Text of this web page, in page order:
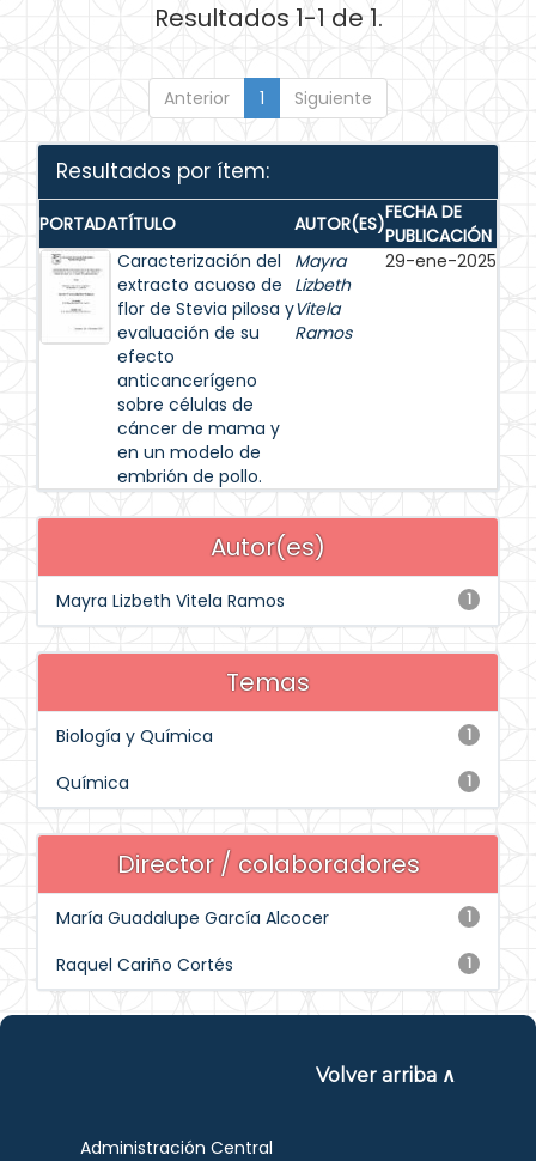
Resultados 1-1 de 1.
Anterior 1 Siguiente
Resultados por ítem:
PORTADATÍTULO AUTOR(ES)FECHA DE
PUBLICACIÓN
Caracterización del
extracto acuoso de
flor de Stevia pilosa y
evaluación de su
efecto
anticancerígeno
sobre células de
cáncer de mama y
en un modelo de
embrión de pollo.
Mayra
Lizbeth
Vitela
Ramos
29-ene-2025
Autor(es)
1
Mayra Lizbeth Vitela Ramos
Temas
1
Biología y Química
1
Química
Director / colaboradores
1
María Guadalupe García Alcocer
1
Raquel Cariño Cortés
Volver arriba ∧
Administración Central